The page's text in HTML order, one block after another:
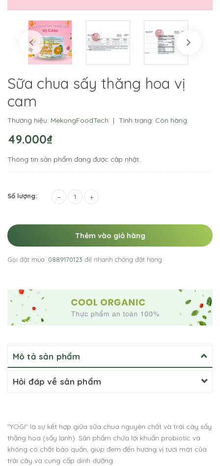
Sữa chua sấy thăng hoa vị
cam
Thương hiệu: MekongFoodTech | Tình trạng: Còn hàng
49.000₫
Thông tin sản phẩm đang được cập nhật.
Số lượng: - +
Thêm vào giỏ hàng
Gọi đặt mua: 0889170123 để nhanh chóng đặt hàng
Mô tả sản phẩm
Hỏi đáp về sản phẩm
"YOGI" là sự kết hợp giữa sữa chua nguyên chất và trái cây sấy
thăng hoa (sấy lạnh). Sản phẩm chứa lợi khuẩn probiotic và
không có chất bảo quản, giúp đem đến hương vị tươi mát của
trái cây và cung cấp dinh dưỡng.